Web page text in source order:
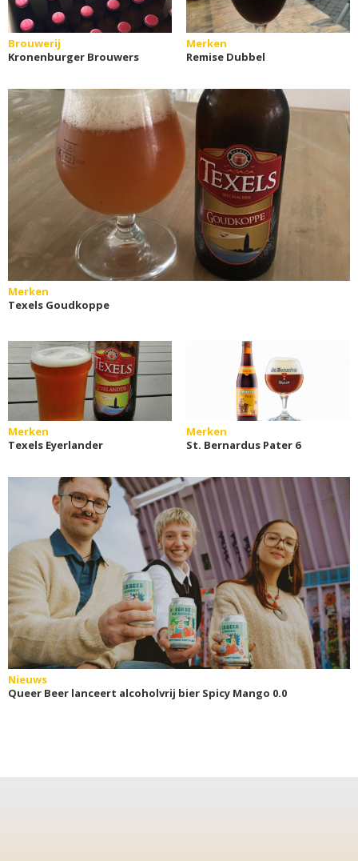
Brouwerij
Kronenburger Brouwers
Merken
Remise Dubbel
Merken
Texels Goudkoppe
Merken
Texels Eyerlander
Merken
St. Bernardus Pater 6
Nieuws
Queer Beer lanceert alcoholvrij bier Spicy Mango 0.0